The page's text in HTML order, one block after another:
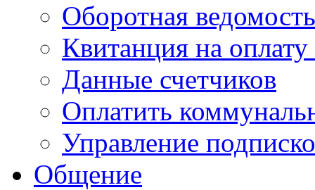
Оборотная ведомость
Квитанция на
Данные счетчиков
Оплатить
Управление
Общение